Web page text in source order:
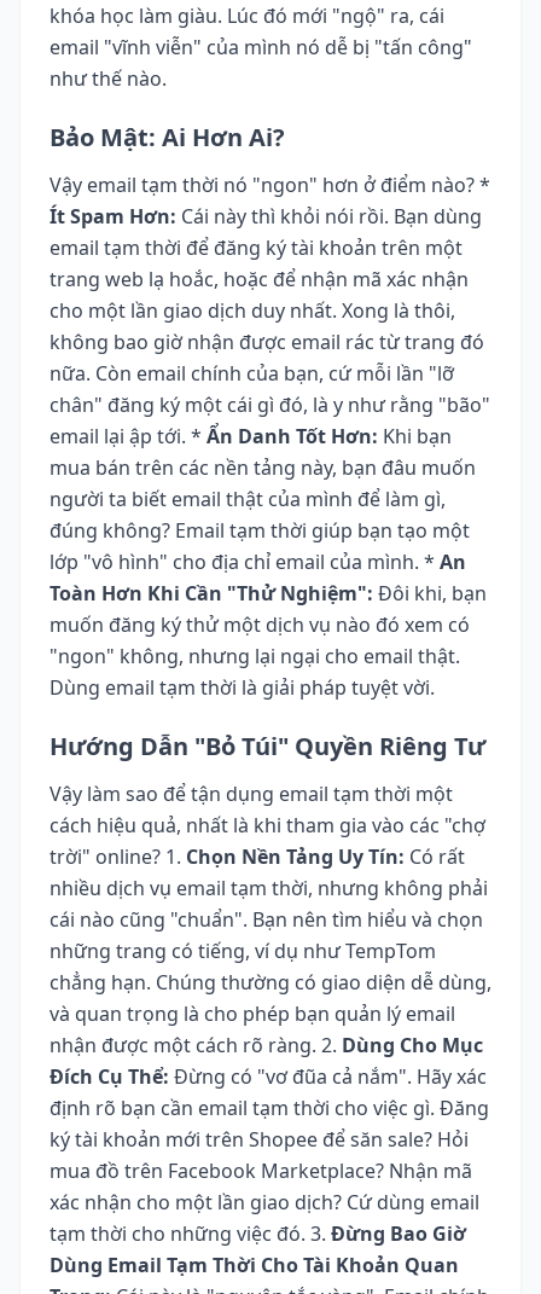
khóa học làm giàu. Lúc đó mới "ngộ" ra, cái
email "vĩnh viễn" của mình nó dễ bị "tấn công"
như thế nào.
Bảo Mật: Ai Hơn Ai?
Vậy email tạm thời nó "ngon" hơn ở điểm nào? *
Ít Spam Hơn: Cái này thì khỏi nói rồi. Bạn dùng
email tạm thời để đăng ký tài khoản trên một
trang web lạ hoắc, hoặc để nhận mã xác nhận
cho một lần giao dịch duy nhất. Xong là thôi,
không bao giờ nhận được email rác từ trang đó
nữa. Còn email chính của bạn, cứ mỗi lần "lỡ
chân" đăng ký một cái gì đó, là y như rằng "bão"
email lại ập tới. * Ẩn Danh Tốt Hơn: Khi bạn
mua bán trên các nền tảng này, bạn đâu muốn
người ta biết email thật của mình để làm gì,
đúng không? Email tạm thời giúp bạn tạo một
lớp "vô hình" cho địa chỉ email của mình. * An
Toàn Hơn Khi Cần "Thử Nghiệm": Đôi khi, bạn
muốn đăng ký thử một dịch vụ nào đó xem có
"ngon" không, nhưng lại ngại cho email thật.
Dùng email tạm thời là giải pháp tuyệt vời.
Hướng Dẫn "Bỏ Túi" Quyền Riêng Tư
Vậy làm sao để tận dụng email tạm thời một
cách hiệu quả, nhất là khi tham gia vào các "chợ
trời" online? 1. Chọn Nền Tảng Uy Tín: Có rất
nhiều dịch vụ email tạm thời, nhưng không phải
cái nào cũng "chuẩn". Bạn nên tìm hiểu và chọn
những trang có tiếng, ví dụ như TempTom
chẳng hạn. Chúng thường có giao diện dễ dùng,
và quan trọng là cho phép bạn quản lý email
nhận được một cách rõ ràng. 2. Dùng Cho Mục
Đích Cụ Thể: Đừng có "vơ đũa cả nắm". Hãy xác
định rõ bạn cần email tạm thời cho việc gì. Đăng
ký tài khoản mới trên Shopee để săn sale? Hỏi
mua đồ trên Facebook Marketplace? Nhận mã
xác nhận cho một lần giao dịch? Cứ dùng email
tạm thời cho những việc đó. 3. Đừng Bao Giờ
Dùng Email Tạm Thời Cho Tài Khoản Quan